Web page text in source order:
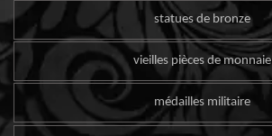
statues de bronze
vieilles pièces de monnaie
médailles militaire